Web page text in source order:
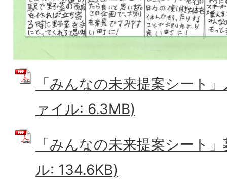
「みんなの未来提案シート
ァイル: 6.3MB)
「みんなの未来提案シート
ル: 134.6KB)